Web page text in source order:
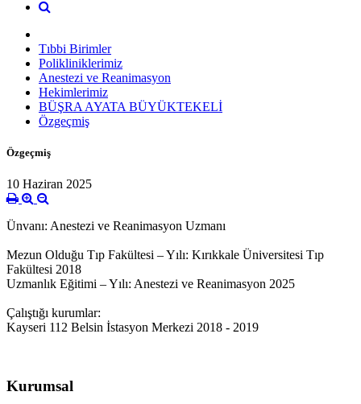
Tıbbi Birimler
Polikliniklerimiz
Anestezi ve Reanimasyon
Hekimlerimiz
BÜŞRA AYATA BÜYÜKTEKELİ
Özgeçmiş
Özgeçmiş
10 Haziran 2025
Ünvanı: Anestezi ve Reanimasyon Uzmanı
Mezun Olduğu Tıp Fakültesi – Yılı: Kırıkkale Üniversitesi Tıp
Fakültesi 2018
Uzmanlık Eğitimi – Yılı: Anestezi ve Reanimasyon 2025
Çalıştığı kurumlar:
Kayseri 112 Belsin İstasyon Merkezi 2018 - 2019
Kurumsal